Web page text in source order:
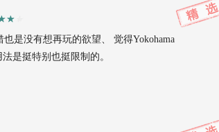
是没有想再玩的欲望、 觉得Yokohama
是挺特别也挺限制的。